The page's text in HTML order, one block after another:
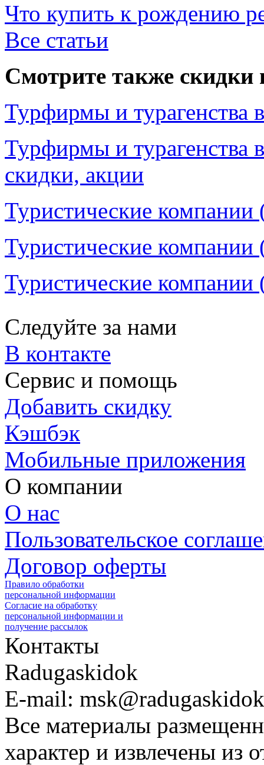
Что купить к рождению
Все статьи
Смотрите также скидки
Турфирмы и турагенства
Турфирмы и турагенства
скидки, акции
Туристические
Туристические
Туристические компании
Следуйте за нами
В контакте
Сервис и помощь
Добавить скидку
Кэшбэк
Мобильные приложения
О компании
О нас
Пользовательское
Договор оферты
Правило обработки
персональной информации
Согласие на обработку
персональной информации и
получение рассылок
Контакты
Radugaskidok
E-mail:
Все материалы
характер и извлечены из